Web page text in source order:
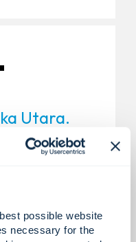
possible website
necessary for the
Utara.